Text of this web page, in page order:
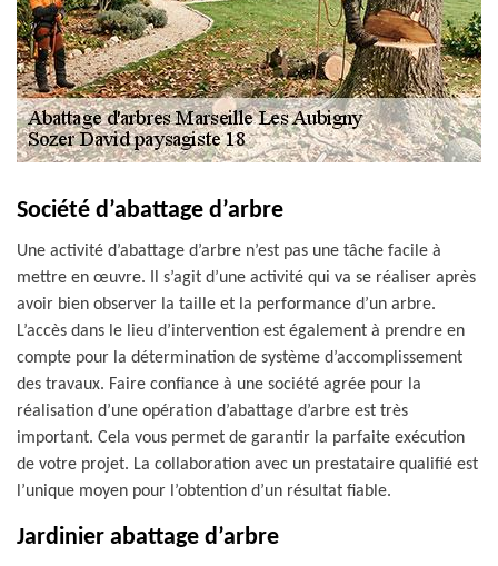
Société d’abattage d’arbre
Une activité d’abattage d’arbre n’est pas une tâche facile à
mettre en œuvre. Il s’agit d’une activité qui va se réaliser après
avoir bien observer la taille et la performance d’un arbre.
L’accès dans le lieu d’intervention est également à prendre en
compte pour la détermination de système d’accomplissement
des travaux. Faire confiance à une société agrée pour la
réalisation d’une opération d’abattage d’arbre est très
important. Cela vous permet de garantir la parfaite exécution
de votre projet. La collaboration avec un prestataire qualifié est
l’unique moyen pour l’obtention d’un résultat fiable.
Jardinier abattage d’arbre